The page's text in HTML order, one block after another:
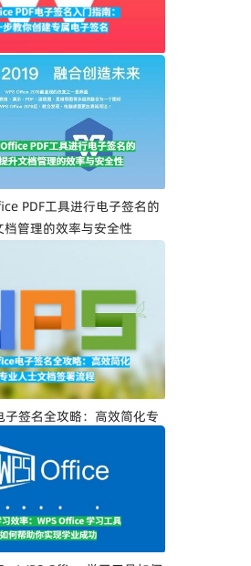
电子签名入门指南：一步
专属电子签名
PDF工具进行电子签名的
管理的效率与安全性
子签名全攻略：高效简化专